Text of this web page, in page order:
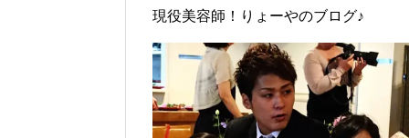
現役美容師！りょーやのブログ♪